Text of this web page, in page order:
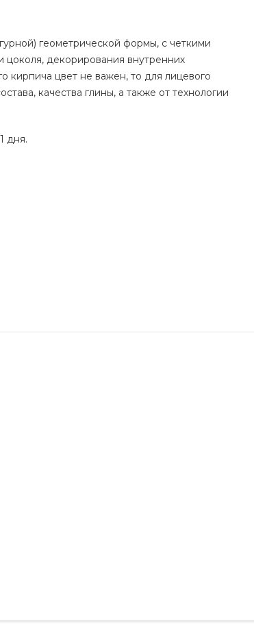
геометрической формы, с четкими
декорирования внутренних
кирпича цвет не важен, то для лицевого
качества глины, а также от технологии
дня.